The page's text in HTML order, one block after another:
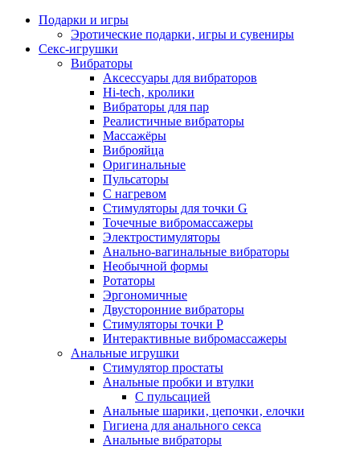
Подарки и игры
Эротические подарки‚ игры и сувениры
Секс-игрушки
Вибраторы
Аксессуары для вибраторов
Hi-tech‚ кролики
Вибраторы для пар
Реалистичные вибраторы
Массажёры
Виброяйца
Оригинальные
Пульсаторы
С нагревом
Стимуляторы для точки G
Точечные вибромассажеры
Электростимуляторы
Анально-вагинальные вибраторы
Необычной формы
Ротаторы
Эргономичные
Двусторонние вибраторы
Стимуляторы точки P
Интерактивные вибромассажеры
Анальные игрушки
Стимулятор простаты
Анальные пробки и втулки
С пульсацией
Анальные шарики‚ цепочки‚ елочки
Гигиена для анального секса
Анальные вибраторы